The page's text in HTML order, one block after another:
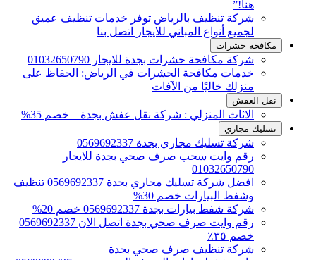
هنا!”
شركة تنظيف بالرياض توفر خدمات تنظيف عميق
لجميع أنواع المباني للايجار اتصل بنا
مكافحة حشرات
شركة مكافحة حشرات بجدة للايجار 01032650790
خدمات مكافحة الحشرات في الرياض: الحفاظ على
منزلك خاليًا من الآفات
نقل العفش
الاثاث المنزلي : شركة نقل عفش بجدة – خصم 35%
تسليك مجاري
شركة تسليك مجاري بجدة 0569692337
رقم وايت سحب صرف صحي بجدة للايجار
01032650790
افضل شركة تسليك مجاري بجدة 0569692337 تنظيف
وشفط البيارات خصم 30%
شركة شفط بيارات بجدة 0569692337 خصم 20%
رقم وايت صرف صحي بجدة اتصل الان 0569692337
خصم ٣٥٪
شركة تنظيف صرف صحي بجدة